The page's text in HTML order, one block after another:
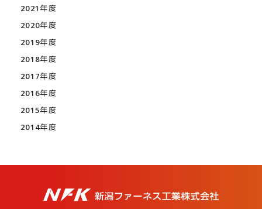
2021年度
2020年度
2019年度
2018年度
2017年度
2016年度
2015年度
2014年度